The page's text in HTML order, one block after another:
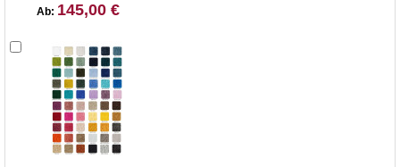
Ab: 145,00 €